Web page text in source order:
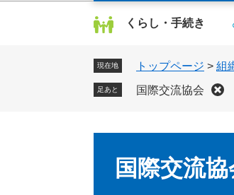
くらし・手続き
現在地 トップページ > 組
足あと 国際交流協会
国際交流協